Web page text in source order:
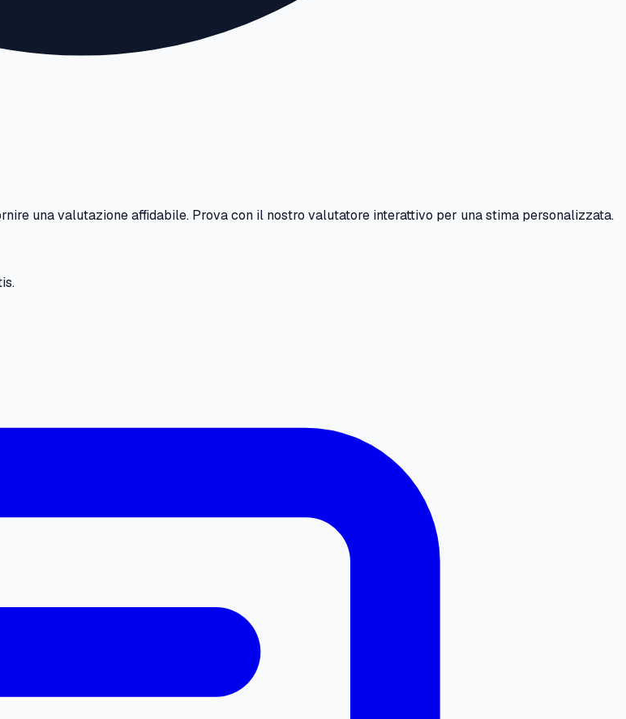
una valutazione affidabile. Prova con il nostro valutatore interattivo per una stima personalizzata.